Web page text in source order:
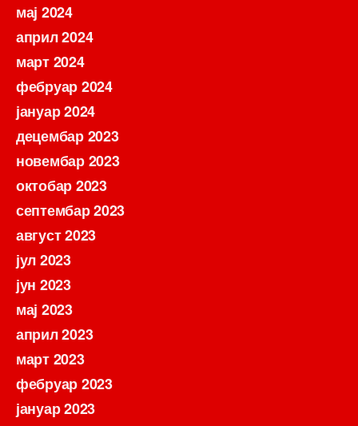
мај 2024
април 2024
март 2024
фебруар 2024
јануар 2024
децембар 2023
новембар 2023
октобар 2023
септембар 2023
август 2023
јул 2023
јун 2023
мај 2023
април 2023
март 2023
фебруар 2023
јануар 2023